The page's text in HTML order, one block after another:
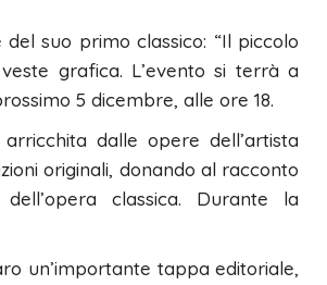
suo primo classico: “Il piccolo
grafica. L’evento si terrà a
5 dicembre, alle ore 18.
dalle opere dell’artista
originali, donando al racconto
classica. Durante la
un’importante tappa editoriale,